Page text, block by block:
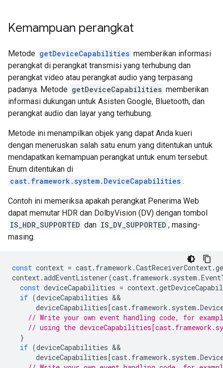
Kemampuan perangkat
Metode getDeviceCapabilities memberikan informasi
perangkat di perangkat transmisi yang terhubung dan
perangkat video atau perangkat audio yang terpasang
padanya. Metode getDeviceCapabilities memberikan
informasi dukungan untuk Asisten Google, Bluetooth, dan
perangkat audio dan layar yang terhubung.
Metode ini menampilkan objek yang dapat Anda kueri
dengan meneruskan salah satu enum yang ditentukan untuk
mendapatkan kemampuan perangkat untuk enum tersebut.
Enum ditentukan di
cast.framework.system.DeviceCapabilities .
Contoh ini memeriksa apakah perangkat Penerima Web
dapat memutar HDR dan DolbyVision (DV) dengan tombol
IS_HDR_SUPPORTED dan IS_DV_SUPPORTED , masing-
masing.
const context = cast. framework .CastReceiverContext.
context.addEventListener(cast. framework . system .
const deviceCapabilities = context.
if (deviceCapabilities
deviceCapabilities[cast. framework . system .
// Write your own event handling code, for
// using the
}
if (deviceCapabilities
deviceCapabilities[cast. framework . system .